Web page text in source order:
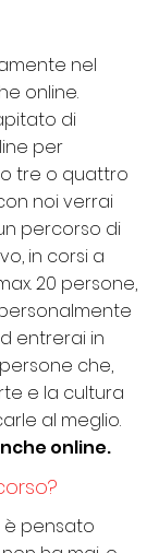
nel
online.
di
per
tre o quattro
noi verrai
percorso di
in corsi a
20 persone,
entrerai in
che,
e la cultura
al meglio.
online.
è pensato